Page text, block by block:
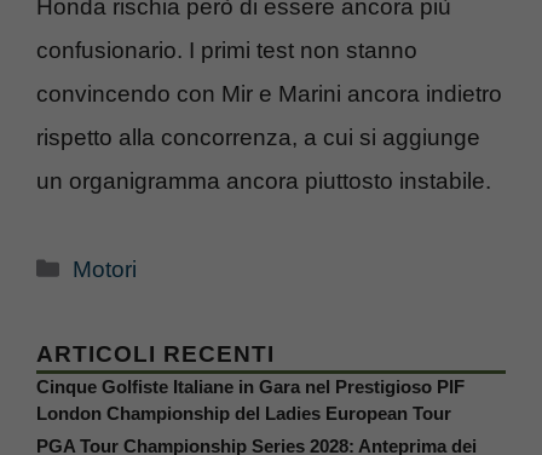
Honda rischia però di essere ancora più
confusionario. I primi test non stanno
convincendo con Mir e Marini ancora indietro
rispetto alla concorrenza, a cui si aggiunge
un organigramma ancora piuttosto instabile.
Categorie
Motori
ARTICOLI RECENTI
Cinque Golfiste Italiane in Gara nel Prestigioso PIF
London Championship del Ladies European Tour
PGA Tour Championship Series 2028: Anteprima dei